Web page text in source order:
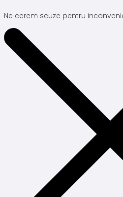
Ne cerem scuze pentru